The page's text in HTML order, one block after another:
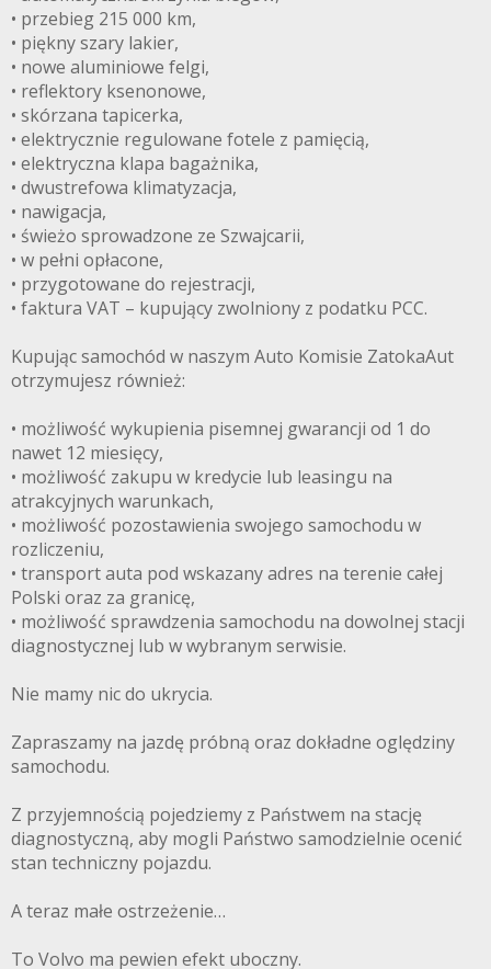
• przebieg 215 000 km,
• piękny szary lakier,
• nowe aluminiowe felgi,
• reflektory ksenonowe,
• skórzana tapicerka,
• elektrycznie regulowane fotele z pamięcią,
• elektryczna klapa bagażnika,
• dwustrefowa klimatyzacja,
• nawigacja,
• świeżo sprowadzone ze Szwajcarii,
• w pełni opłacone,
• przygotowane do rejestracji,
• faktura VAT – kupujący zwolniony z podatku PCC.
Kupując samochód w naszym Auto Komisie ZatokaAut
otrzymujesz również:
• możliwość wykupienia pisemnej gwarancji od 1 do
nawet 12 miesięcy,
• możliwość zakupu w kredycie lub leasingu na
atrakcyjnych warunkach,
• możliwość pozostawienia swojego samochodu w
rozliczeniu,
• transport auta pod wskazany adres na terenie całej
Polski oraz za granicę,
• możliwość sprawdzenia samochodu na dowolnej stacji
diagnostycznej lub w wybranym serwisie.
Nie mamy nic do ukrycia.
Zapraszamy na jazdę próbną oraz dokładne oględziny
samochodu.
Z przyjemnością pojedziemy z Państwem na stację
diagnostyczną, aby mogli Państwo samodzielnie ocenić
stan techniczny pojazdu.
A teraz małe ostrzeżenie…
To Volvo ma pewien efekt uboczny.